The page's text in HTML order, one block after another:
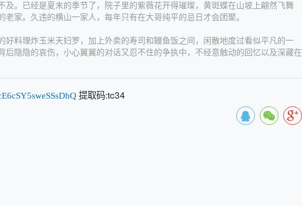
。已经是夏末的季节了，院子里的紫薇花开得璀璨，黄斑蝶在山坡上翩然飞舞
家。久违的横山一家人，每年只有在大哥纯平的忌日才会团聚。
料理炸玉米天妇罗，加上外卖的寿司和鳗鱼饭之间，闲散地度过看似平凡的一
后隐隐的哀伤，小心翼翼的对话又忍不住的争执中，不经意触动的回忆以及深藏在
提取码:tc34